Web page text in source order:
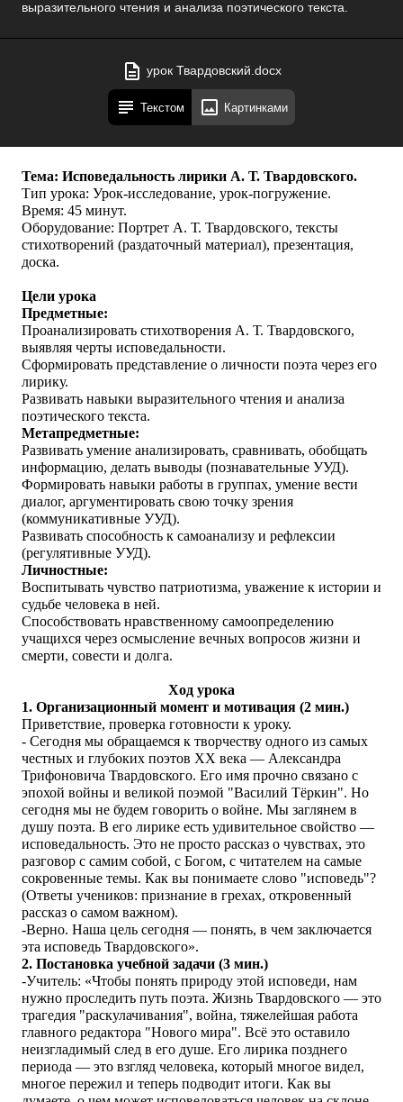
выразительного чтения и анализа поэтического текста.
урок Твардовский.docx
Текстом Картинками
Тема: Исповедальность лирики А. Т. Твардовского.
Тип урока: Урок-исследование, урок-погружение.
Время: 45 минут.
Оборудование: Портрет А. Т. Твардовского, тексты
стихотворений (раздаточный материал), презентация,
доска.
Цели урока
Предметные:
Проанализировать стихотворения А. Т. Твардовского,
выявляя черты исповедальности.
Сформировать представление о личности поэта через его
лирику.
Развивать навыки выразительного чтения и анализа
поэтического текста.
Метапредметные:
Развивать умение анализировать, сравнивать, обобщать
информацию, делать выводы (познавательные УУД).
Формировать навыки работы в группах, умение вести
диалог, аргументировать свою точку зрения
(коммуникативные УУД).
Развивать способность к самоанализу и рефлексии
(регулятивные УУД).
Личностные:
Воспитывать чувство патриотизма, уважение к истории и
судьбе человека в ней.
Способствовать нравственному самоопределению
учащихся через осмысление вечных вопросов жизни и
смерти, совести и долга.
Ход урока
1. Организационный момент и мотивация (2 мин.)
Приветствие, проверка готовности к уроку.
- Сегодня мы обращаемся к творчеству одного из самых
честных и глубоких поэтов XX века — Александра
Трифоновича Твардовского. Его имя прочно связано с
эпохой войны и великой поэмой "Василий Тёркин". Но
сегодня мы не будем говорить о войне. Мы заглянем в
душу поэта. В его лирике есть удивительное свойство —
исповедальность. Это не просто рассказ о чувствах, это
разговор с самим собой, с Богом, с читателем на самые
сокровенные темы. Как вы понимаете слово "исповедь"?
(Ответы учеников: признание в грехах, откровенный
рассказ о самом важном).
-Верно. Наша цель сегодня — понять, в чем заключается
эта исповедь Твардовского».
2. Постановка учебной задачи (3 мин.)
-Учитель: «Чтобы понять природу этой исповеди, нам
нужно проследить путь поэта. Жизнь Твардовского — это
трагедия "раскулачивания", война, тяжелейшая работа
главного редактора "Нового мира". Всё это оставило
неизгладимый след в его душе. Его лирика позднего
периода — это взгляд человека, который многое видел,
многое пережил и теперь подводит итоги. Как вы